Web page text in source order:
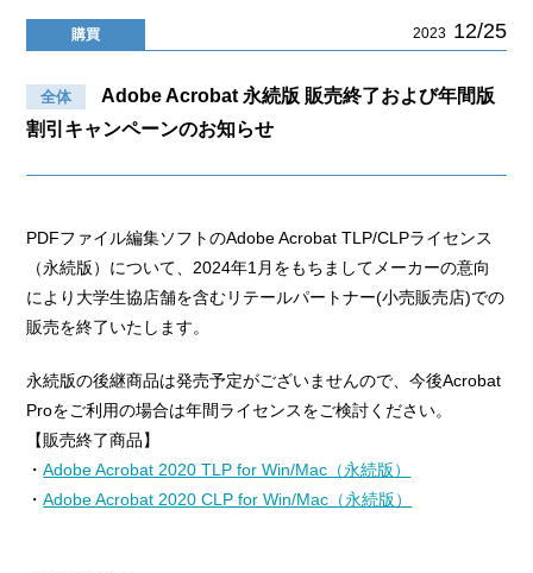
購買 2023 12/25
全体
Adobe Acrobat 永続版 販売終了および年間版
割引キャンペーンのお知らせ
PDFファイル編集ソフトのAdobe Acrobat TLP/CLPライセンス
（永続版）について、2024年1月をもちましてメーカーの意向
により大学生協店舗を含むリテールパートナー(小売販売店)での
販売を終了いたします。
永続版の後継商品は発売予定がございませんので、今後Acrobat
Proをご利用の場合は年間ライセンスをご検討ください。
【販売終了商品】
・Adobe Acrobat 2020 TLP for Win/Mac（永続版）
・Adobe Acrobat 2020 CLP for Win/Mac（永続版）